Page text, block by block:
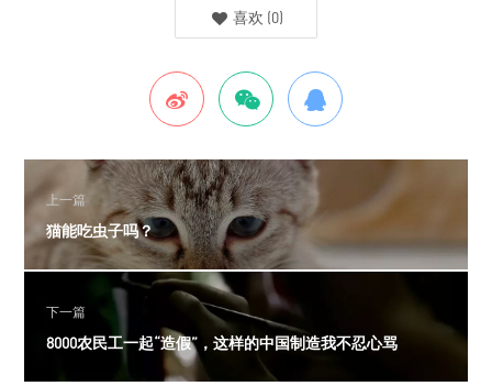
喜欢 (0)
上一篇
猫能吃虫子吗？
下一篇
8000农民工一起“造假”，这样的中国制造我不忍心骂